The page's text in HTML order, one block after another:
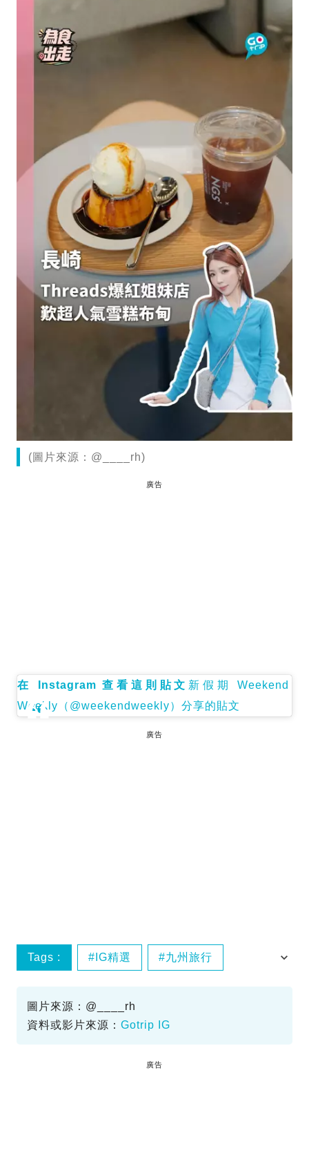
(圖片來源：@____rh)
廣告
在 Instagram 查看這則貼文 新假期 Weekend
Weekly（@weekendweekly）分享的貼文
廣告
Tags : IG精選 九州旅行
圖片來源：@____rh
資料或影片來源： Gotrip IG
廣告